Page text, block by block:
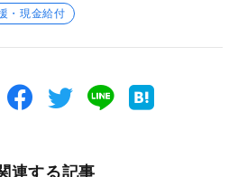
・現金給付
連する記事